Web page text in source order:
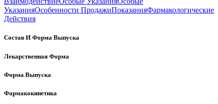
УказанияОсобенности ПродажиПоказанияФармакологические
Действия
Состав И Форма Выпуска
Лекарственная Форма
Форма Выпуска
Фармакокинетика